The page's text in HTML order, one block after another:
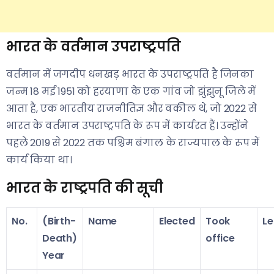
भारत के वर्तमान उपराष्ट्रपति
वर्तमान में जगदीप धनखड़ भारत के उपराष्ट्रपति है जिनका
जन्म 18 मई 1951 को हरयाणा के एक गांव जो झुंझुनू जिले में
आता है, एक भारतीय राजनीतिज्ञ और वकील थे, जो 2022 से
भारत के वर्तमान उपराष्ट्रपति के रूप में कार्यरत हैं। उन्होंने
पहले 2019 से 2022 तक पश्चिम बंगाल के राज्यपाल के रूप में
कार्य किया था।
भारत के राष्ट्रपति की सूची
No.
(Birth-
Death)
Year
Name Elected
Took
office